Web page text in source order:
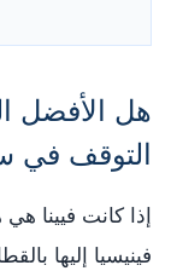
هل الأفضل
التوقف في
إذا كانت فيينا
فينيسيا إليها